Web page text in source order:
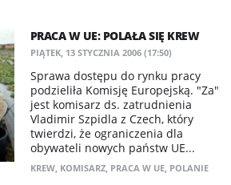
PRACA W UE: POLAŁA SIĘ KREW
PIĄTEK, 13 STYCZNIA 2006 (17:50)
Sprawa dostępu do rynku pracy
podzieliła Komisję Europejską. "Za"
jest komisarz ds. zatrudnienia
Vladimir Szpidla z Czech, który
twierdzi, że ograniczenia dla
obywateli nowych państw UE...
KREW, KOMISARZ, PRACA W UE, POLANIE